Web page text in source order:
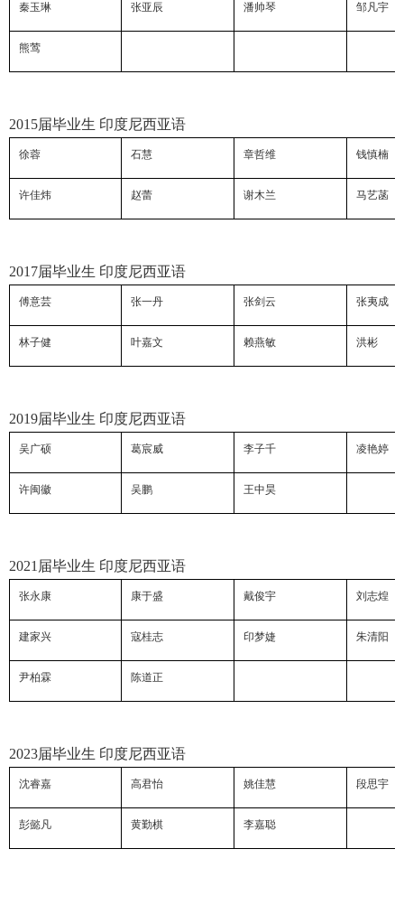
秦玉琳 张亚辰 潘帅琴 邹凡宇
熊莺
2015届毕业生 印度尼西亚语
徐蓉 石慧 章哲维 钱慎楠
许佳炜 赵蕾 谢木兰 马艺菡
2017届毕业生 印度尼西亚语
傅意芸 张一丹 张剑云 张夷成
林子健 叶嘉文 赖燕敏 洪彬
2019届毕业生 印度尼西亚语
吴广硕 葛宸威 李子千 凌艳婷
许闽徽 吴鹏 王中昊
2021 届毕业生 印度尼西亚语
张永康 康于盛 戴俊宇 刘志煌
建家兴 寇桂志 印梦婕 朱清阳
尹柏霖 陈道正
2023届毕业生 印度尼西亚语
沈睿嘉 高君怡 姚佳慧 段思宇
彭懿凡 黄勤棋 李嘉聪